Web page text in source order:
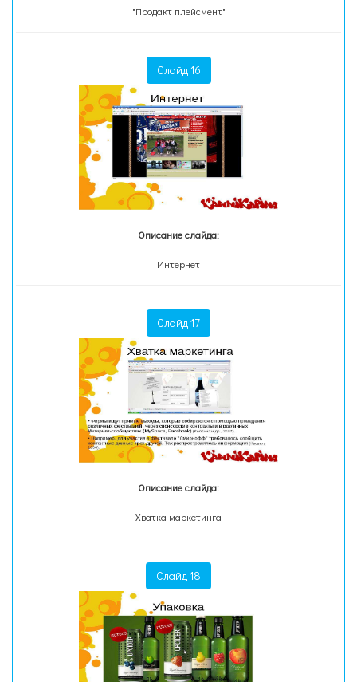
"Продакт плейсмент"
Слайд 16
Описание слайда:
Интернет
Слайд 17
Описание слайда:
Хватка маркетинга
Слайд 18